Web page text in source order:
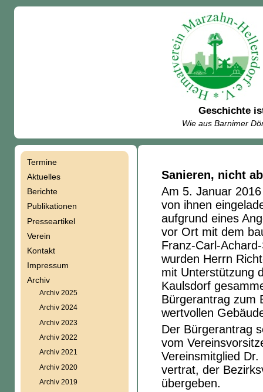
Geschichte
Wie aus Barnimer
Sanieren, nicht
Am 5. Januar
von ihnen
aufgrund eines
vor Ort mit dem
Franz-Carl-
wurden Herrn
mit Unterstützung
Kaulsdorf
Bürgerantrag zum
wertvollen
Der Bürgerantrag
vom
Vereinsmitglied
vertrat, der
übergeben.
Termine
Aktuelles
Berichte
Publikationen
Presseartikel
Verein
Kontakt
Impressum
Archiv
Archiv 2025
Archiv 2024
Archiv 2023
Archiv 2022
Archiv 2021
Archiv 2020
Archiv 2019